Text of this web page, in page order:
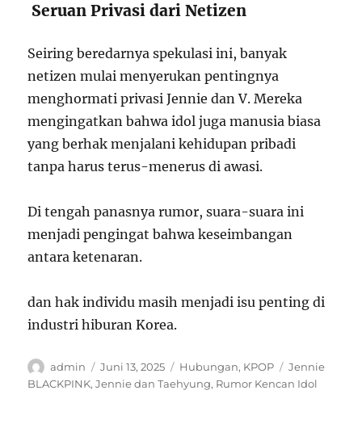
Seruan Privasi dari Netizen
Seiring beredarnya spekulasi ini, banyak
netizen mulai menyerukan pentingnya
menghormati privasi Jennie dan V. Mereka
mengingatkan bahwa idol juga manusia biasa
yang berhak menjalani kehidupan pribadi
tanpa harus terus-menerus di awasi.
Di tengah panasnya rumor, suara-suara ini
menjadi pengingat bahwa keseimbangan
antara ketenaran.
dan hak individu masih menjadi isu penting di
industri hiburan Korea.
Author
admin
Posted
on
Juni 13, 2025 Categories
Hubungan, KPOP Tags
Jennie
BLACKPINK,Jennie dan Taehyung, Rumor Kencan Idol